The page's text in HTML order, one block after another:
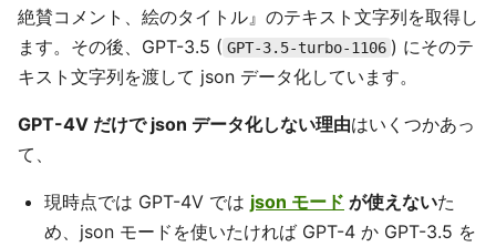
絶賛コメント、絵のタイトル』のテキスト文字列を取得し
ます。その後、GPT-3.5 ( GPT-3.5-turbo-1106 ) にそのテ
キスト文字列を渡して json データ化しています。
GPT-4V だけで json データ化しない理由はいくつかあっ
て、
現時点では GPT-4V では json モード が使えないた
め、json モードを使いたければ GPT-4 か GPT-3.5 を